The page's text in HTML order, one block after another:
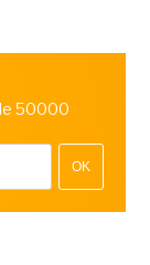
50000
OK